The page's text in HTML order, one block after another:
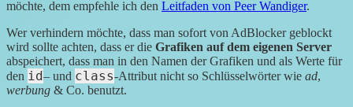
möchte, dem empfehle ich den Leitfaden von Peer Wandiger.
Wer verhindern möchte, dass man sofort von AdBlocker geblockt
wird sollte achten, dass er die Grafiken auf dem eigenen Server
abspeichert, dass man in den Namen der Grafiken und als Werte für
den id– und class-Attribut nicht so Schlüsselwörter wie ad,
werbung & Co. benutzt.